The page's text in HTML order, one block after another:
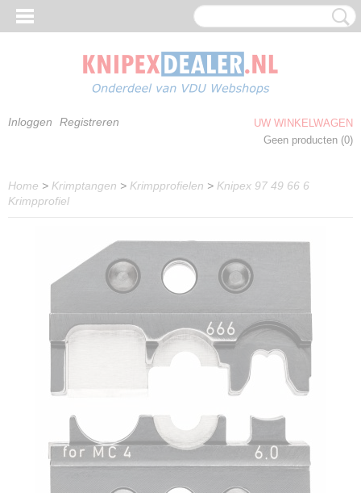
Inloggen Registreren
UW WINKELWAGEN
Geen producten (0)
Home > Krimptangen > Krimpprofielen > Knipex 97 49 66 6
Krimpprofiel